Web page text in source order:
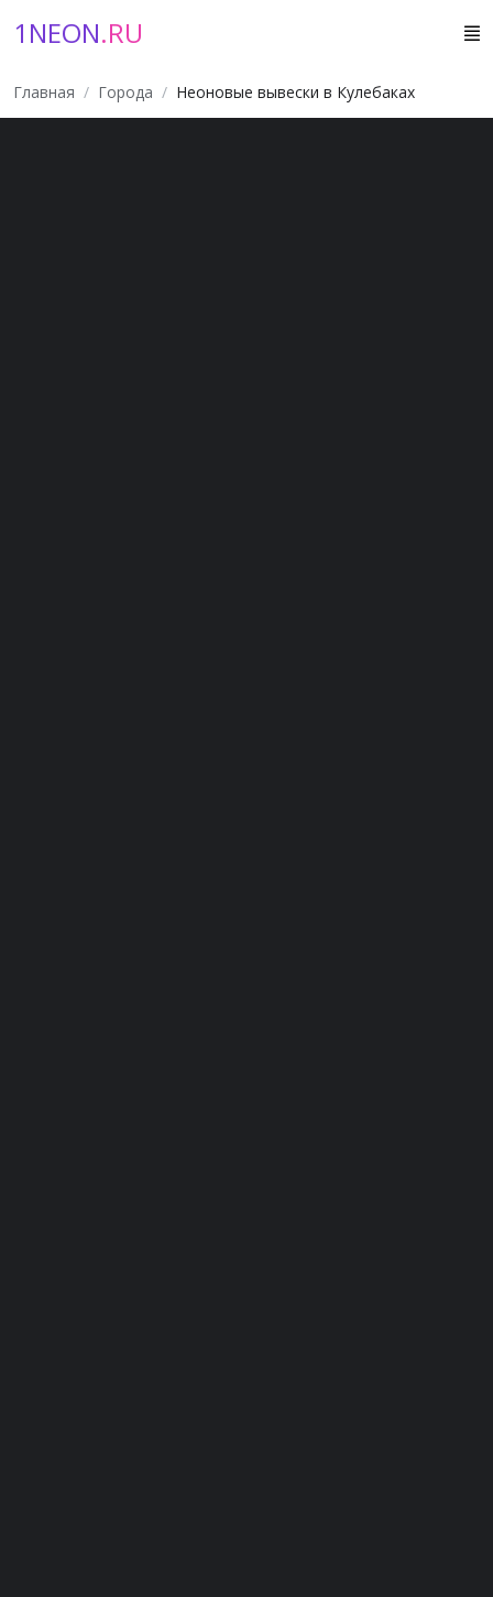
1NEON.RU
Главная Города Неоновые вывески в Кулебаках